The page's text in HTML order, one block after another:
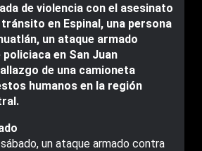
de violencia con el asesinato
en Espinal, una persona
un ataque armado
en San Juan
de una camioneta
humanos en la región
un ataque armado contra